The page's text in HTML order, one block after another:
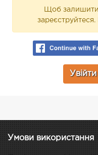
Щоб залишити
зареєструйтеся.
Увійти
Умови використання